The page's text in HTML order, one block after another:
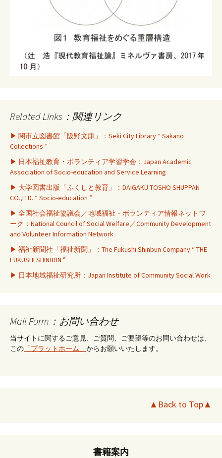
Related Links：関連リンク
▶ 関市立図書館「阪野文庫」：Seki City Library “ Sakano
Collections ”
▶ 日本福祉教育・ボランティア学習学会：Japan Academic
Association of Socio-education and Service Learning
▶ 大学図書出版「ふくしと教育」：DAIGAKU TOSHO SHUPPAN
CO.,LTD. “ Socio-education ”
▶ 全国社会福祉協議会／地域福祉・ボランティア情報ネットワ
ーク：National Council of Social Welfare／Community Development
and Volunteer Information Network
▶ 福祉新聞社「福祉新聞」：The Fukushi Shinbun Company “ THE
FUKUSHI SHINBUN ”
▶ 日本地域福祉研究所：Japan Institute of Community Social Work
Mail Form：お問い合わせ
当サイトに関するご意見、ご質問、ご要望等のお問い合わせは、
この 「プラットホーム」 からお願いいたします。
▲Back to Top▲
書籍案内